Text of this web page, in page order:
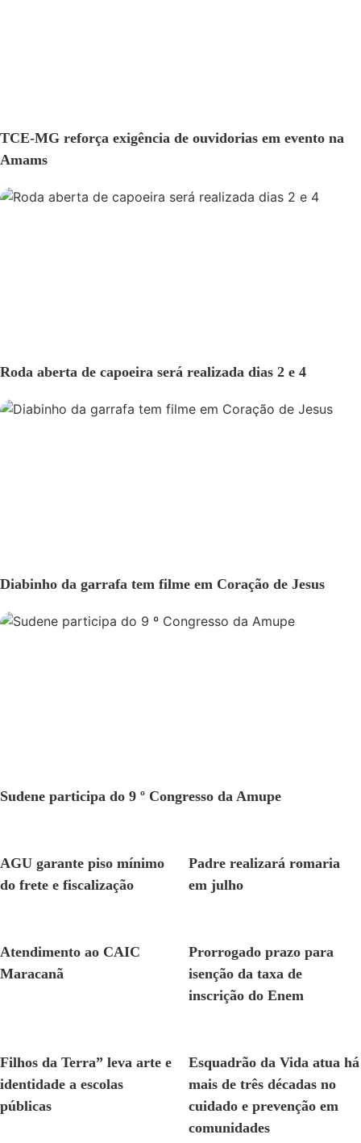
TCE-MG reforça exigência de ouvidorias em evento na
Amams
Roda aberta de capoeira será realizada dias 2 e 4
Diabinho da garrafa tem filme em Coração de Jesus
Sudene participa do 9 º Congresso da Amupe
AGU garante piso mínimo
do frete e fiscalização
Padre realizará romaria
em julho
Atendimento ao CAIC
Maracanã
Prorrogado prazo para
isenção da taxa de
inscrição do Enem
Filhos da Terra” leva arte e
identidade a escolas
públicas
Esquadrão da Vida atua há
mais de três décadas no
cuidado e prevenção em
comunidades